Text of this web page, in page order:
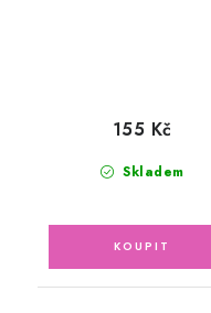
Skladem
155 Kč